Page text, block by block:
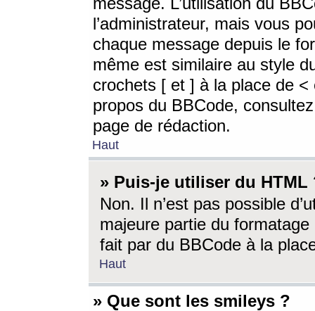
l’administrateur, mais vous
chaque message depuis le
même est similaire au style
crochets [ et ] à la place de <
propos du BBCode,
page de rédaction.
Haut
» Puis-je utiliser du HTML
Non. Il n’est pas possible
majeure partie du
fait par du BBCode à la
Haut
» Que sont les smileys ?